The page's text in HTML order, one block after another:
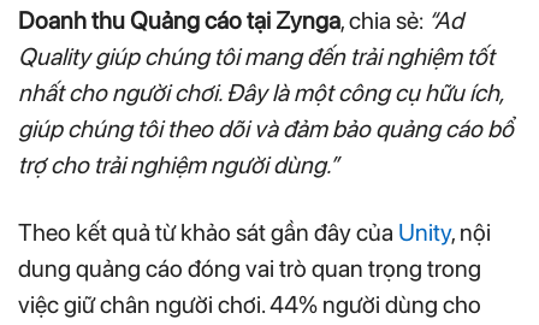
Doanh thu Quảng cáo tại Zynga, chia sẻ: “Ad
Quality giúp chúng tôi mang đến trải nghiệm tốt
nhất cho người chơi. Đây là một công cụ hữu ích,
giúp chúng tôi theo dõi và đảm bảo quảng cáo bổ
trợ cho trải nghiệm người dùng.”
Theo kết quả từ khảo sát gần đây của Unity, nội
dung quảng cáo đóng vai trò quan trọng trong
việc giữ chân người chơi. 44% người dùng cho